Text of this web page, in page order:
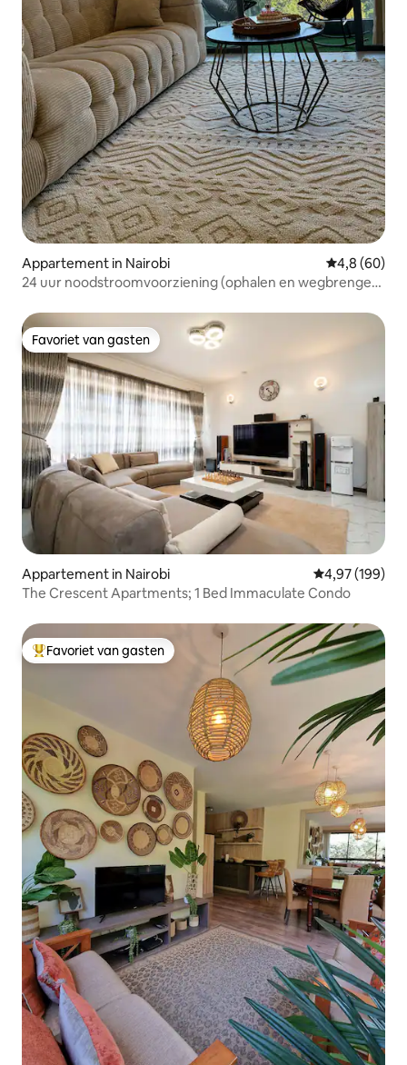
Appartement in Nairobi Gemiddelde
4,8 (60)
24 uur noodstroomvoorziening (ophalen en wegbrengen
Favoriet van gasten
Favoriet van gasten
Appartement in Nairobi Gemiddelde
4,97 (199)
The Crescent Apartments; 1 Bed Immaculate Condo
Topfavoriet van gasten
Favoriet van gasten